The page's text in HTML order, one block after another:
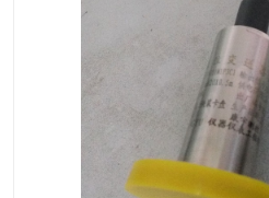
标准型工业压力变送器
差压变送器